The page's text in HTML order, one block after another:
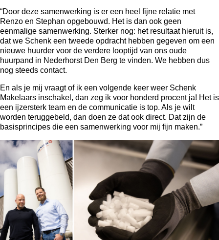
“Door deze samenwerking is er een heel fijne relatie met
Renzo en Stephan opgebouwd. Het is dan ook geen
eenmalige samenwerking. Sterker nog: het resultaat hieruit is,
dat we Schenk een tweede opdracht hebben gegeven om een
nieuwe huurder voor de verdere looptijd van ons oude
huurpand in Nederhorst Den Berg te vinden. We hebben dus
nog steeds contact.
En als je mij vraagt of ik een volgende keer weer Schenk
Makelaars inschakel, dan zeg ik voor honderd procent ja! Het is
een ijzersterk team en de communicatie is top. Als je wilt
worden teruggebeld, dan doen ze dat ook direct. Dat zijn de
basisprincipes die een samenwerking voor mij fijn maken.”